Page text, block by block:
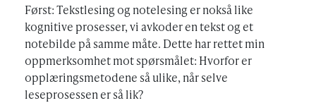
Først: Tekstlesing og notelesing er nokså like
kognitive prosesser, vi avkoder en tekst og et
notebilde på samme måte. Dette har rettet min
oppmerksomhet mot spørsmålet: Hvorfor er
opplæringsmetodene så ulike, når selve
leseprosessen er så lik?